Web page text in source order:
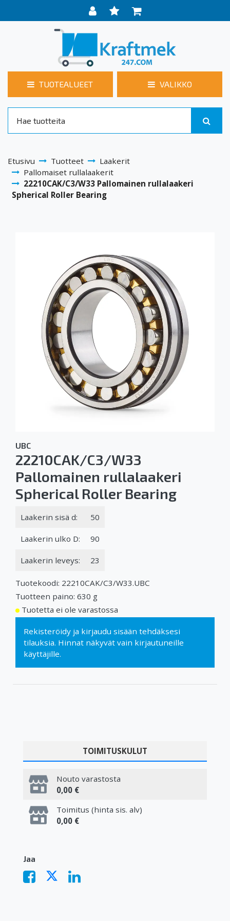
TUOTEALUEET VALIKKO
Etusivu Tuotteet
Laakerit
Pallomaiset rullalaakerit
22210CAK/C3/W33 Pallomainen rullalaakeri
Spherical Roller Bearing
UBC
22210CAK/C3/W33
Pallomainen rullalaakeri
Spherical Roller Bearing
Laakerin sisä d: 50
Laakerin ulko D: 90
Laakerin leveys: 23
Tuotekoodi: 22210CAK/C3/W33.UBC
Tuotteen paino: 630 g
Tuotetta ei ole varastossa
Rekisteröidy ja kirjaudu sisään tehdäksesi
tilauksia. Hinnat näkyvät vain kirjautuneille
käyttäjille.
TOIMITUSKULUT
Nouto varastosta
0,00 €
Toimitus (hinta sis. alv)
0,00 €
Jaa